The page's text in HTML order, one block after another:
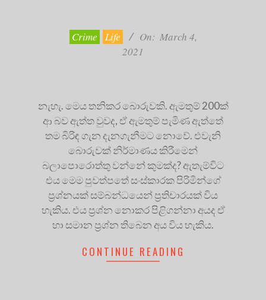
Crime Life On: March 4,
2021
නැහැ. මෙය තනිකර බොරුවකි. ඇමතුම් 200ක්
ආ බව ඇත්ත වුවද, ඒ ඇමතුම් පැමිණ ඇත්තේ
තම බිරිඳ ගැන දැනගැනීමට නොවේ. එවැනි
බොරුවක් නිර්මාණය කිරීමෙන්
බලාපොරොත්තු වන්නේ කුමක්ද? ඇතැම්විට
එය මෙම පුවත්පතේ සංස්කාරක පිරිමින්ගේ
ප්‍රශ්නයක් සම්බන්ධයෙන් ප්‍රතිචාරයක් විය
හැකිය. එය ප්‍රශ්න නොකර පිළිගන්නා අයද ඒ
හා සමාන ප්‍රශ්න තිබෙන අය විය හැකිය.
CONTINUE READING